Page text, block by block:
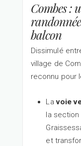
Combes :
balcon
Dissimulé
village de
reconnu pour
Lavoie
la section
et